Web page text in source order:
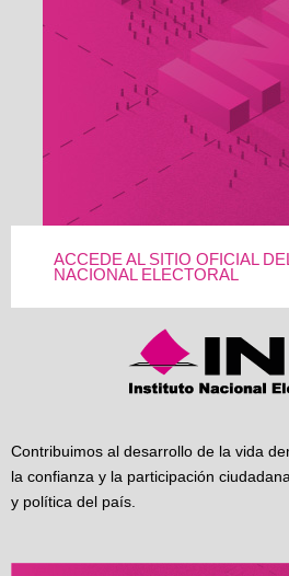
ACCEDE AL SITIO OFICIAL
NACIONAL ELECTORAL
Contribuimos al desarrollo de la vida
la confianza y la participación
y política del país.